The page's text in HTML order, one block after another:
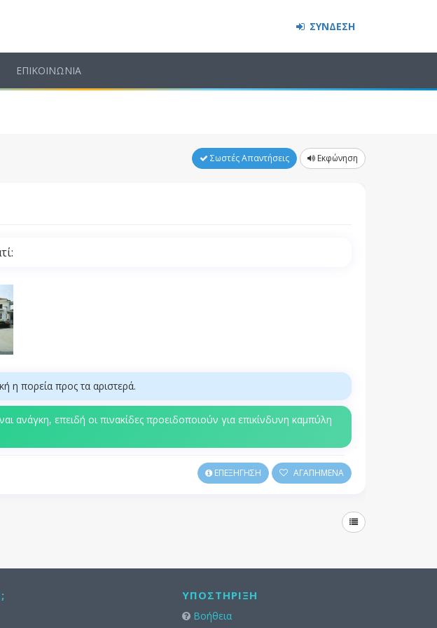
ΣΥΝΔΕΣΗ
ΕΠΙΚΟΙΝΩΝΙΑ
Σωστές Απαντήσεις Εκφώνηση
η πορεία προς τα αριστερά.
ανάγκη, επειδή οι πινακίδες προειδοποιούν για επικίνδυνη καμπύλη
ΕΠΕΞΗΓΗΣΗ ΑΓΑΠΗΜΕΝΑ
ΥΠΟΣΤΉΡΙΞΗ
Βοήθεια